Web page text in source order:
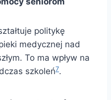
politykę
medycznej nad
To ma wpływ na
szkoleń7.